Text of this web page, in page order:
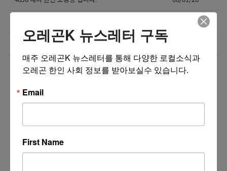
07/31/26
비즈니스 웹사이트 제작 프로모션 ($300부터~)
더보기 >>
오레곤K 뉴스레터 구독
매주 오레곤K 뉴스레터를 통해 다양한 로컬소식과
오레곤 한인 사회 정보를 받아보실수 있습니다.
Email
First Name